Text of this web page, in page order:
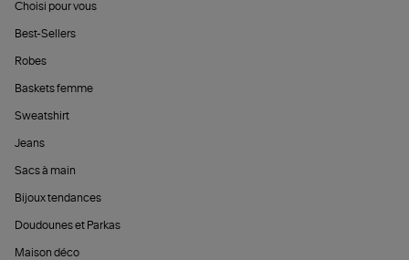
Choisi pour vous
Best-Sellers
Robes
Baskets femme
Sweatshirt
Jeans
Sacs à main
Bijoux tendances
Doudounes et Parkas
Maison déco